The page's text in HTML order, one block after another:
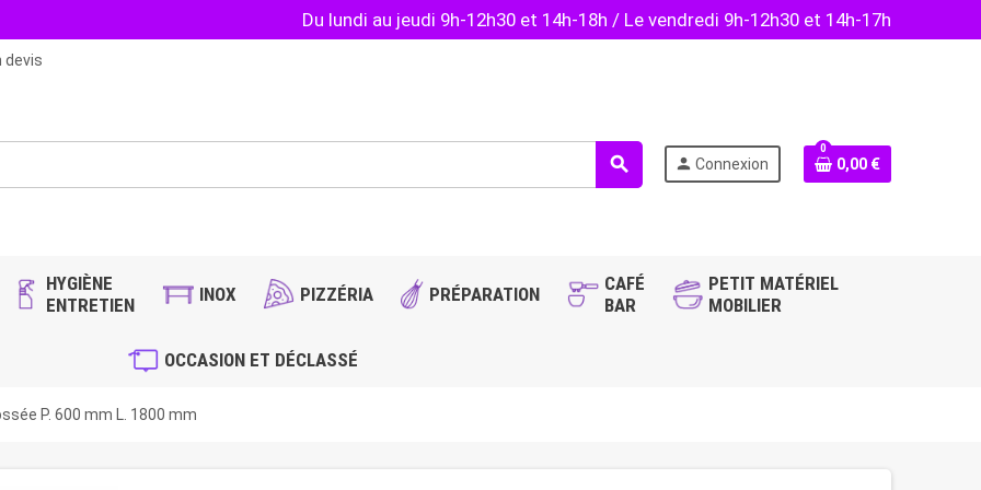
Du lundi au jeudi 9h-12h30 et 14h-18h / Le vendredi 9h-12h30 et 14h-17h
devis
search person Connexion
0
0,00 €
HYGIÈNE
ENTRETIEN
INOX PIZZÉRIA PRÉPARATION
CAFÉ
BAR
PETIT MATÉRIEL
MOBILIER
OCCASION ET DÉCLASSÉ
P. 600 mm L. 1800 mm